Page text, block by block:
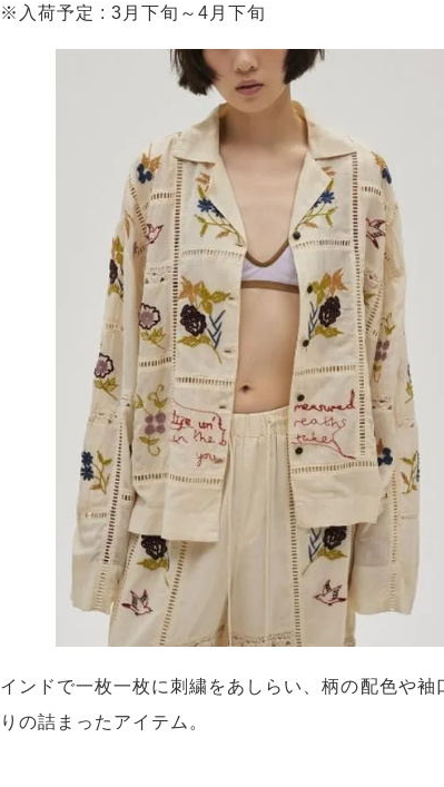
※入荷予定 : 3月下旬～4月下旬
インドで一枚一枚に刺繍をあしらい、柄の配色や
りの詰まったアイテム。